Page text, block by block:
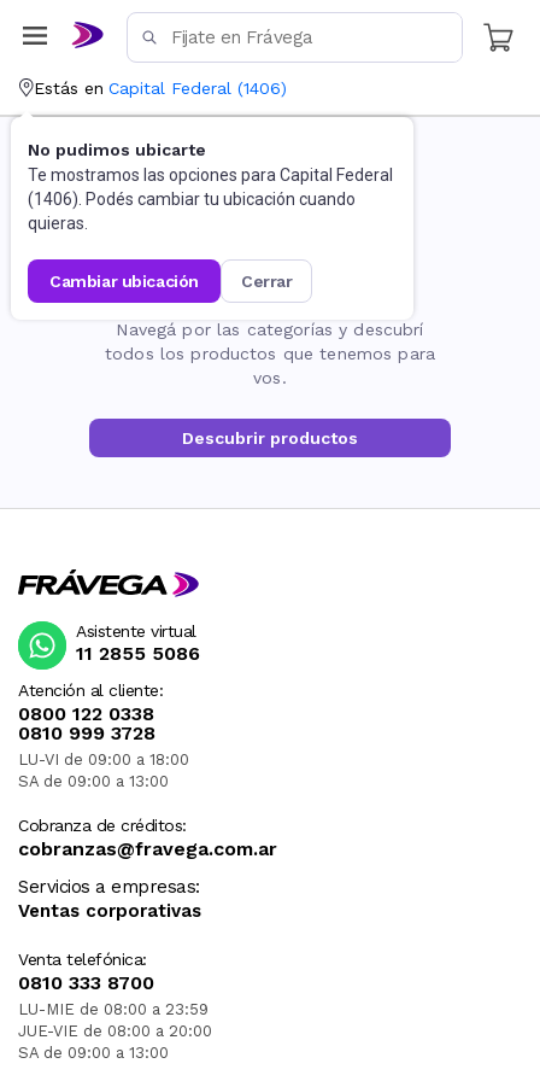
Estás en Capital Federal (1406)
No pudimos ubicarte
Te mostramos las opciones para Capital Federal
(1406). Podés cambiar tu ubicación cuando
quieras.
cambiar ubicación cerrar
La página no existe
Navegá por las categorías y descubrí
todos los productos que tenemos para
vos.
Descubrir productos
Atención al cliente:
0800 122 0338
0810 999 3728
LU-VI de 09:00 a 18:00
SA de 09:00 a 13:00
Cobranza de créditos:
cobranzas@fravega.com.ar
Servicios a empresas:
Ventas corporativas
Venta telefónica:
0810 333 8700
LU-MIE de 08:00 a 23:59
JUE-VIE de 08:00 a 20:00
SA de 09:00 a 13:00
Asistente virtual
11 2855 5086